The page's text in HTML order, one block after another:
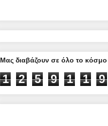
Μας διαβάζουν σε όλο το κόσμο
1 2 5 9 1 1 9